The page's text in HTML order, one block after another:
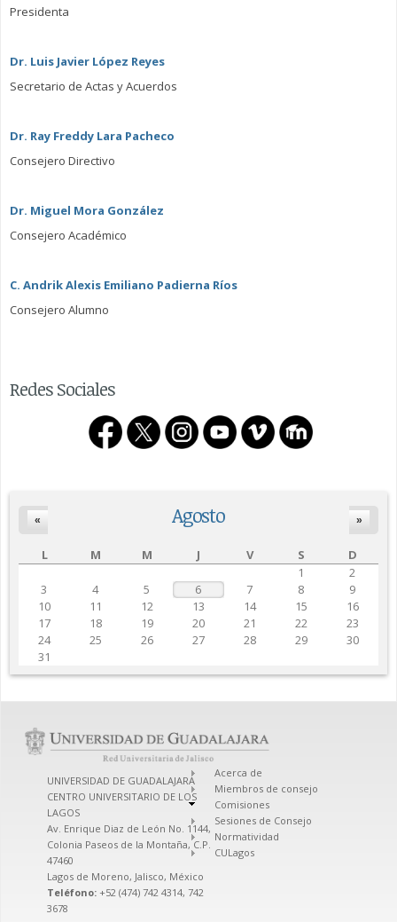
Presidenta
Dr. Luis Javier López Reyes
Secretario de Actas y Acuerdos
Dr. Ray Freddy Lara Pacheco
Consejero Directivo
Dr. Miguel Mora González
Consejero Académico
C. Andrik Alexis Emiliano Padierna Ríos
Consejero Alumno
Redes Sociales
Agosto
« »
L M M J V S
D
1
2
3
4 5 6 7 8
9
10
11 12 13 14 15
16
17
18 19 20 21 22
23
24
25 26 27 28 29
30
31
UNIVERSIDAD DE GUADALAJARA
CENTRO UNIVERSITARIO DE LOS
LAGOS
Av. Enrique Diaz de León No. 1144,
Colonia Paseos de la Montaña, C.P.
47460
Lagos de Moreno, Jalisco, México
Teléfono: +52 (474) 742 4314, 742
3678
Acerca de
Miembros de consejo
Comisiones
Sesiones de Consejo
Normatividad
CULagos